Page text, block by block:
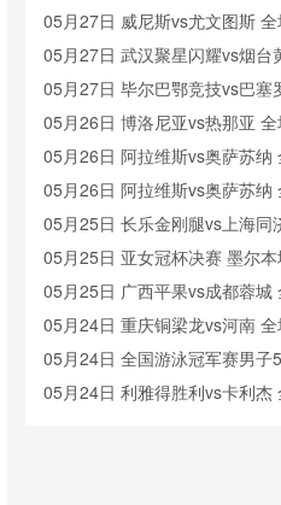
05月27日 威尼斯vs尤文图斯
05月27日 武汉聚星闪耀vs烟台
录像
05月27日 毕尔巴鄂竞技vs巴塞
05月26日 博洛尼亚vs热那亚
05月26日 阿拉维斯vs奥萨苏纳
05月26日 阿拉维斯vs奥萨苏纳
05月25日 长乐金刚腿vs上海同
05月25日 亚女冠杯决赛 墨尔
大女足 全场录像回放
05月25日 广西平果vs成都蓉城
05月24日 重庆铜梁龙vs河南
05月24日 全国游泳冠军赛男子
乐 全场录像回放
05月24日 利雅得胜利vs卡利杰